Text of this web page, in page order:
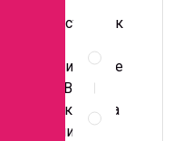
документы
проведения
поставщик
приглашае
м Вас к
аккредита
ции в